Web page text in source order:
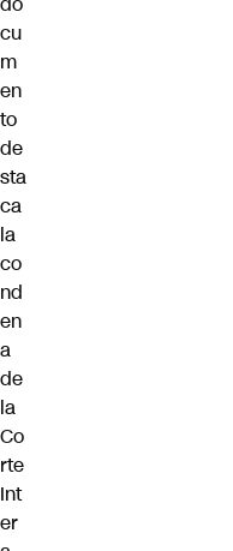
cu
m
en
to
de
sta
ca
la
co
nd
en
a
de
la
Co
rte
Int
er